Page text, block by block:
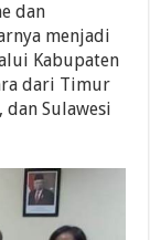
dan
menjadi
Kabupaten
dari Timur
Sulawesi